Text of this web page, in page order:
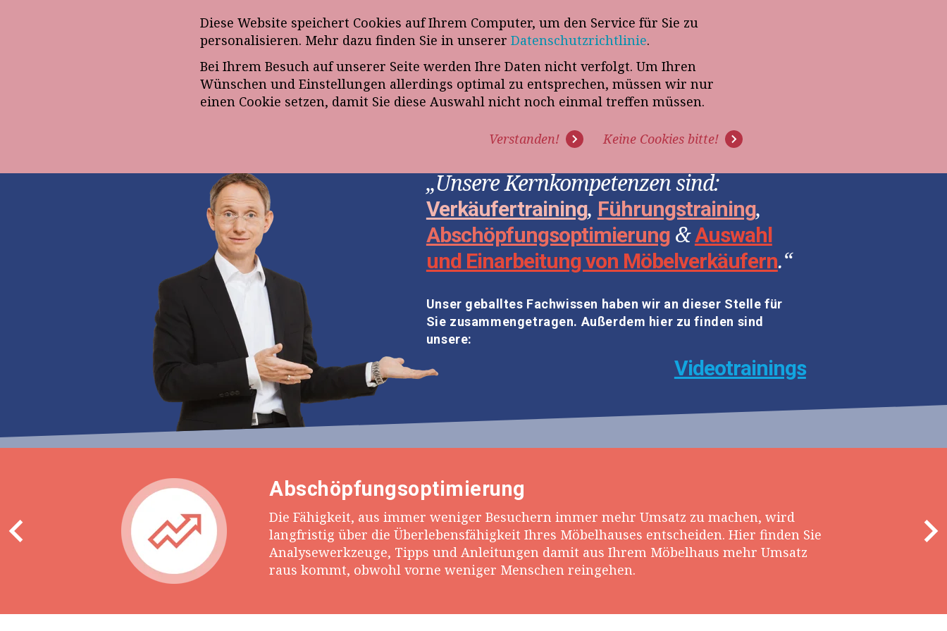
Diese Website speichert Cookies auf Ihrem Computer, um den Service für Sie zu
personalisieren. Mehr dazu finden Sie in unserer Datenschutzrichtlinie.
Bei Ihrem Besuch auf unserer Seite werden Ihre Daten nicht verfolgt. Um Ihren
Wünschen und Einstellungen allerdings optimal zu entsprechen, müssen wir nur
einen Cookie setzen, damit Sie diese Auswahl nicht noch einmal treffen müssen.
Verstanden! Keine Cookies bitte!
Anmeldung zum E-Mail-Newsletter„VERKAUFSSTEUERER“ Telefon-Termin mit Thomas Witt
ÜBER UNS PROGRAMME EXPERTISE REFERENZEN BLOG PODCAST
„Unsere Kernkompetenzen sind:
Verkäufertraining, Führungstraining,
Abschöpfungsoptimierung&Auswahl
und Einarbeitung von Möbelverkäufern.“
Unser geballtes Fachwissen haben wir an dieser Stelle für
Sie zusammengetragen. Außerdem hier zu finden sind
unsere:
Videotrainings
Abschöpfungsoptimierung
Die Fähigkeit, aus immer weniger Besuchern immer mehr Umsatz zu machen, wird
langfristig über die Überlebensfähigkeit Ihres Möbelhauses entscheiden. Hier finden Sie
Analysewerkzeuge, Tipps und Anleitungen damit aus Ihrem Möbelhaus mehr Umsatz
raus kommt, obwohl vorne weniger Menschen reingehen.